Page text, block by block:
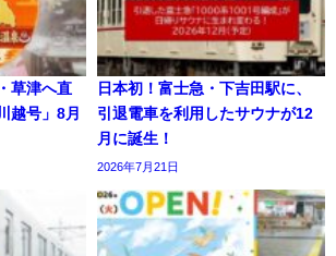
草津へ直
越号」8月
日本初！富士急・下吉田駅に、
引退電車を利用したサウナが12
月に誕生！
2026年7月21日